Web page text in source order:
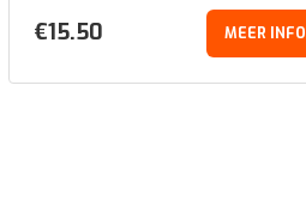
€15.50 MEER INFO